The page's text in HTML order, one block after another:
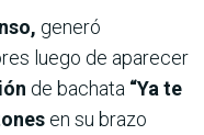
generó
luego de aparecer
de bachata “Ya te
en su brazo